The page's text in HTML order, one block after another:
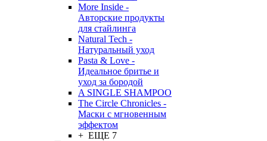
More Inside -
Авторские продукты
для стайлинга
Natural Tech -
Натуральный уход
Pasta & Love -
Идеальное бритье и
уход за бородой
A SINGLE SHAMPOO
The Circle Chronicles -
Маски с мгновенным
эффектом
+ ЕЩЕ 7